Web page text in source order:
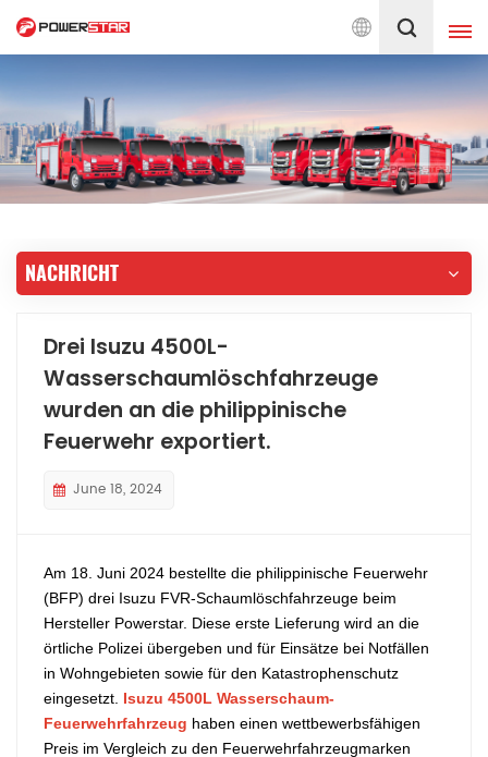
Seit 1990 engagiert fürDeutsch
English français
Deutsch русский
한국의 Türkçe
Melayu
Filipino မြန်မာ
српски
NACHRICHT
Drei Isuzu 4500L-
Wasserschaumlöschfahrzeuge
wurden an die philippinische
Feuerwehr exportiert.
June 18, 2024
Am 18. Juni 2024 bestellte die philippinische Feuerwehr
(BFP) drei Isuzu FVR-Schaumlöschfahrzeuge beim
Hersteller Powerstar. Diese erste Lieferung wird an die
örtliche Polizei übergeben und für Einsätze bei Notfällen
in Wohngebieten sowie für den Katastrophenschutz
eingesetzt. Isuzu 4500L Wasserschaum-
Feuerwehrfahrzeug haben einen wettbewerbsfähigen
Preis im Vergleich zu den Feuerwehrfahrzeugmarken